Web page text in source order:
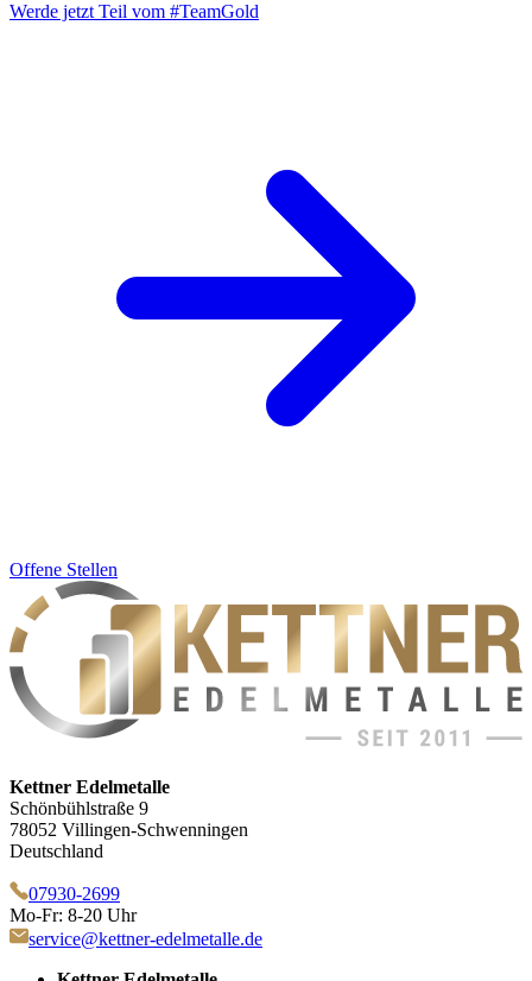
Werde jetzt Teil vom #TeamGold
Offene Stellen
Kettner Edelmetalle
Schönbühlstraße 9
78052 Villingen-Schwenningen
Deutschland
07930-2699
Mo-Fr: 8-20 Uhr
service@kettner-edelmetalle.de